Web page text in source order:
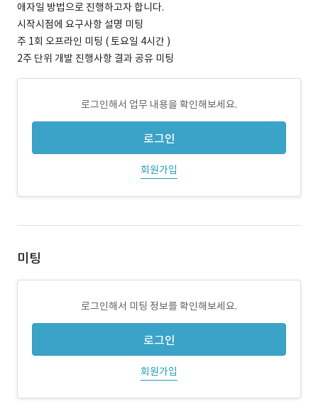
애자일 방법으로 진행하고자 합니다.
시작시점에 요구사항 설명 미팅
주 1회 오프라인 미팅 ( 토요일 4시간 )
2주 단위 개발 진행사항 결과 공유 미팅
로그인해서 업무 내용을 확인해보세요.
로그인
회원가입
미팅
로그인해서 미팅 정보를 확인해보세요.
로그인
회원가입